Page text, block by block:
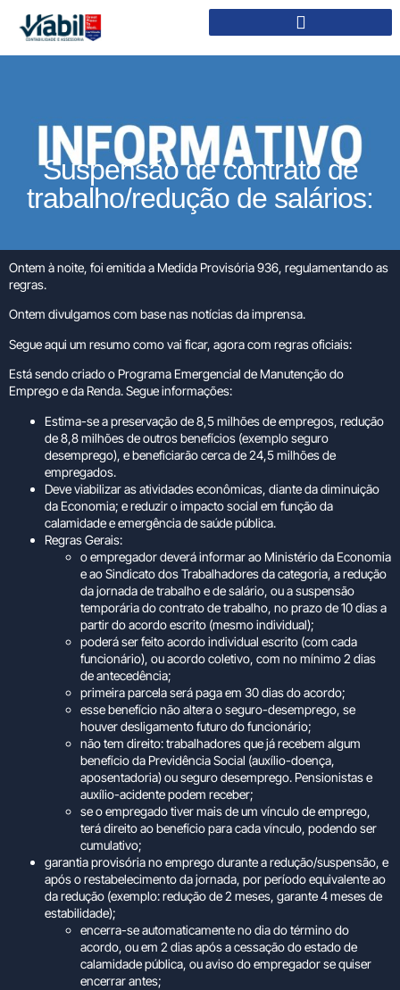
Suspensão de contrato de
trabalho/redução de salários:
Ontem à noite, foi emitida a Medida Provisória 936, regulamentando as
regras.
Ontem divulgamos com base nas notícias da imprensa.
Segue aqui um resumo como vai ficar, agora com regras oficiais:
Está sendo criado o Programa Emergencial de Manutenção do
Emprego e da Renda. Segue informações:
Estima-se a preservação de 8,5 milhões de empregos, redução
de 8,8 milhões de outros benefícios (exemplo seguro
desemprego), e beneficiarão cerca de 24,5 milhões de
empregados.
Deve viabilizar as atividades econômicas, diante da diminuição
da Economia; e reduzir o impacto social em função da
calamidade e emergência de saúde pública.
Regras Gerais:
o empregador deverá informar ao Ministério da Economia
e ao Sindicato dos Trabalhadores da categoria, a redução
da jornada de trabalho e de salário, ou a suspensão
temporária do contrato de trabalho, no prazo de 10 dias a
partir do acordo escrito (mesmo individual);
poderá ser feito acordo individual escrito (com cada
funcionário), ou acordo coletivo, com no mínimo 2 dias
de antecedência;
primeira parcela será paga em 30 dias do acordo;
esse benefício não altera o seguro-desemprego, se
houver desligamento futuro do funcionário;
não tem direito: trabalhadores que já recebem algum
benefício da Previdência Social (auxílio-doença,
aposentadoria) ou seguro desemprego. Pensionistas e
auxílio-acidente podem receber;
se o empregado tiver mais de um vínculo de emprego,
terá direito ao benefício para cada vínculo, podendo ser
cumulativo;
garantia provisória no emprego durante a redução/suspensão, e
após o restabelecimento da jornada, por período equivalente ao
da redução (exemplo: redução de 2 meses, garante 4 meses de
estabilidade);
encerra-se automaticamente no dia do término do
acordo, ou em 2 dias após a cessação do estado de
calamidade pública, ou aviso do empregador se quiser
encerrar antes;